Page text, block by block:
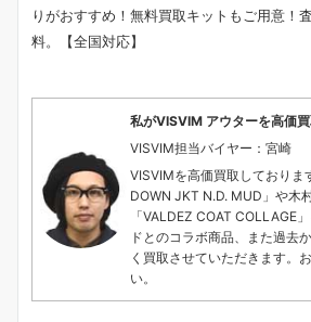
りがおすすめ！無料買取キットもご用意！
料。【全国対応】
私がVISVIM アウターを高価買
VISVIM担当バイヤー：宮崎
VISVIMを高価買取しておりま
DOWN JKT N.D. MUD」や木
「VALDEZ COAT COLLAGE
ドとのコラボ商品、また過去
く買取させていただきます。
い。